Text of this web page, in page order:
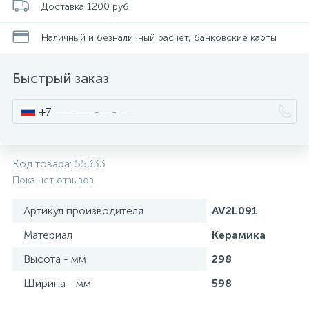
Доставка 1200 руб.
Наличный и безналичный расчет, банковские карты
Быстрый заказ
+7
Код товара: 55333
Пока нет отзывов
Артикул производителя
AV2L091
Материал
Керамика
Высота - мм
298
Ширина - мм
598
Писсуары
Душевые трапы
Аксессуары для ванной
Ревизионный люк